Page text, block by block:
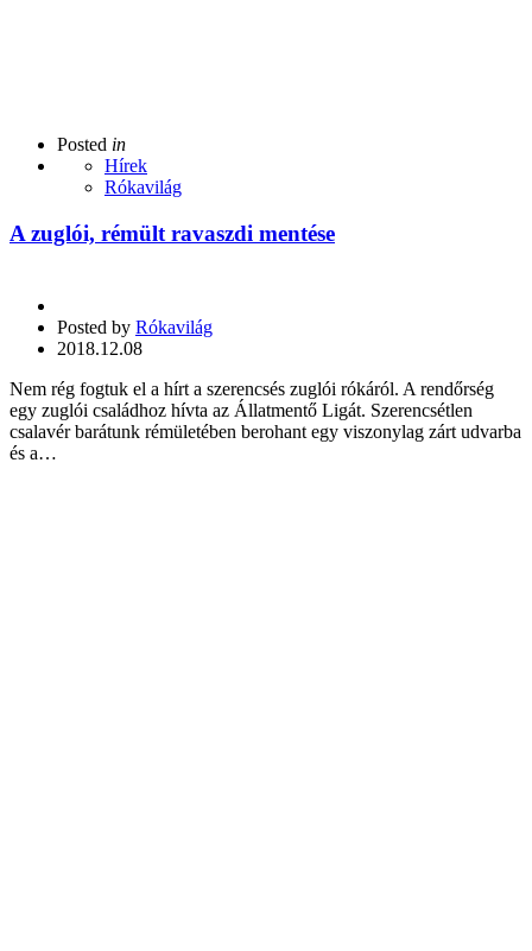
Posted in
Hírek
Rókavilág
A zuglói, rémült ravaszdi mentése
Posted by Rókavilág
2018.12.08
Nem rég fogtuk el a hírt a szerencsés zuglói rókáról. A rendőrség
egy zuglói családhoz hívta az Állatmentő Ligát. Szerencsétlen
csalavér barátunk rémületében berohant egy viszonylag zárt udvarba
és a…